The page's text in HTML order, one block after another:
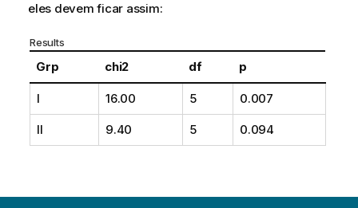
eles devem ficar assim:
Results
Grp chi2 df p
I 16.00 5 0.007
II 9.40 5 0.094